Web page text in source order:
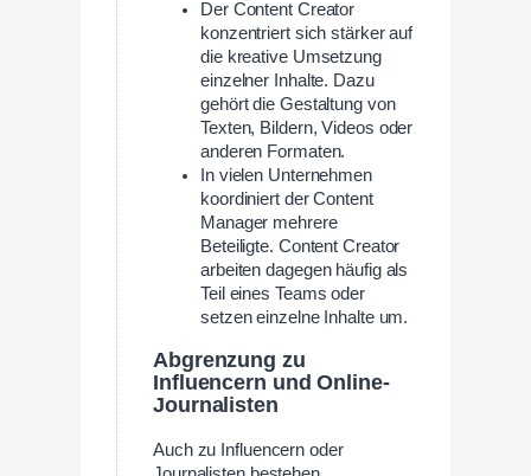
Der Content Creator
konzentriert sich stärker auf
die kreative Umsetzung
einzelner Inhalte. Dazu
gehört die Gestaltung von
Texten, Bildern, Videos oder
anderen Formaten.
In vielen Unternehmen
koordiniert der Content
Manager mehrere
Beteiligte. Content Creator
arbeiten dagegen häufig als
Teil eines Teams oder
setzen einzelne Inhalte um.
Abgrenzung zu
Influencern und Online-
Journalisten
Auch zu Influencern oder